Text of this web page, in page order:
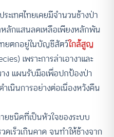
ะเทศไทยเคยมีจำนวนช้างป่า
ลักแสนลดเหลือเพียงหลักพัน
ทยตกอยู่ในบัญชีสัตว์ใกล้สูญ
เพราะการล่าเอางาและ
ง แผนรับมือเพื่อปกป้องป่า
ำเนินการอย่างต่อเนื่องหวังคืน
ยชนิดที่เป็นหัวใจของระบบ
ดเร็วเกินคาด จนทำให้ช้างจาก